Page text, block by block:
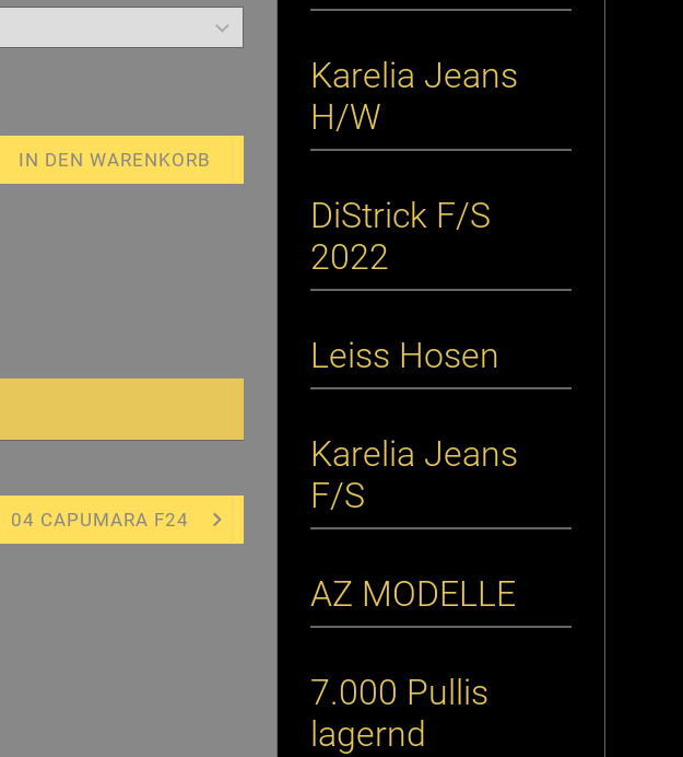
IN DEN WARENKORB
04 CAPUMARA F24
Karelia Jeans
H/W
DiStrick F/S
2022
Leiss Hosen
Karelia Jeans
F/S
AZ MODELLE
7.000 Pullis
lagernd